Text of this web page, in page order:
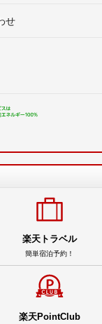
せ
楽天トラベル
簡単宿泊予約！
楽天PointClub